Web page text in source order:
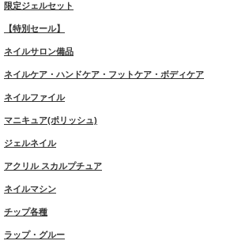
限定ジェルセット
【特別セール】
ネイルサロン備品
ネイルケア・ハンドケア・フットケア・ボディケア
ネイルファイル
マニキュア(ポリッシュ)
ジェルネイル
アクリル スカルプチュア
ネイルマシン
チップ各種
ラップ・グルー